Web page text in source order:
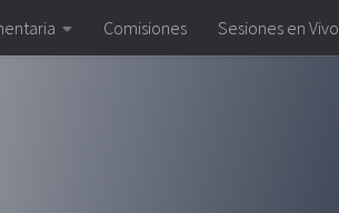
Comisiones Sesiones en Vivo